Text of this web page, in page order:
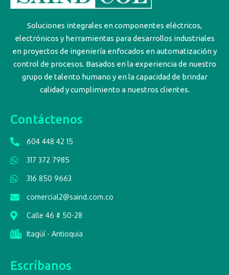
Soluciones integrales en componentes eléctricos,
electrónicos y herramientas para desarrollos industriales
en proyectos de ingeniería enfocados en automatización y
control de procesos. Basados en la experiencia de nuestro
grupo de talento humano y en la capacidad de brindar
calidad y cumplimiento a nuestros clientes.
Contáctenos
604 448 42 15
317 372 7985
316 850 9663
comercial2@saind.com.co
Calle 46 # 50-28
Itagüí - Antioquia
Escríbanos